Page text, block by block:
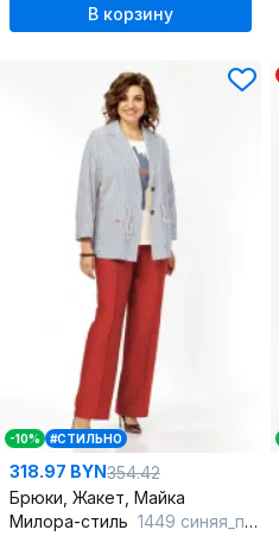
В корзину
-10% #СТИЛЬНО
318.97 BYN354.42
Брюки, Жакет, Майка
Милора-стиль 1449 синяя_полоска+красный